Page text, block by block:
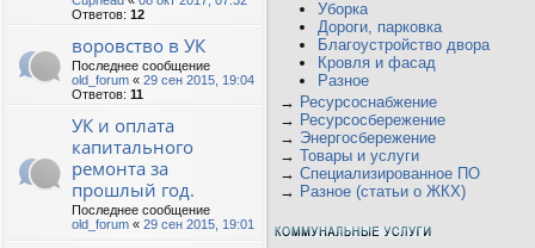
Ответов: 12
воровство в УК
Последнее сообщение
old_forum « 29 сен 2015, 19:04
Ответов: 11
УК и оплата
капитального
ремонта за
прошлый год.
Последнее сообщение
old_forum « 29 сен 2015, 19:01
Уборка
Дороги, парковка
Благоустройство двора
Кровля и фасад
Разное
→ Ресурсоснабжение
→ Ресурсосбережение
→ Энергосбережение
→ Товары и услуги
→ Специализированное ПО
→ Разное (статьи о ЖКХ)